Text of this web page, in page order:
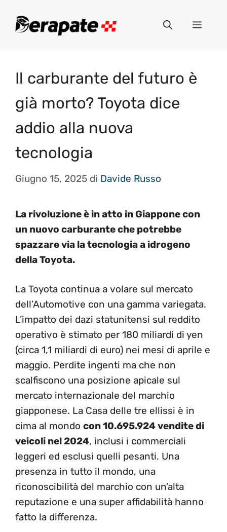
Menu
Il carburante del futuro è
già morto? Toyota dice
addio alla nuova
tecnologia
Giugno 15, 2025 di Davide Russo
La rivoluzione è in atto in Giappone con
un nuovo carburante che potrebbe
spazzare via la tecnologia a idrogeno
della Toyota.
La Toyota continua a volare sul mercato
dell’Automotive con una gamma variegata.
L’impatto dei dazi statunitensi sul reddito
operativo è stimato per 180 miliardi di yen
(circa 1,1 miliardi di euro) nei mesi di aprile e
maggio. Perdite ingenti ma che non
scalfiscono una posizione apicale sul
mercato internazionale del marchio
giapponese. La Casa delle tre ellissi è in
cima al mondo con 10.695.924 vendite di
veicoli nel 2024, inclusi i commerciali
leggeri ed esclusi quelli pesanti. Una
presenza in tutto il mondo, una
riconoscibilità del marchio con un’alta
reputazione e una super affidabilità hanno
fatto la differenza.